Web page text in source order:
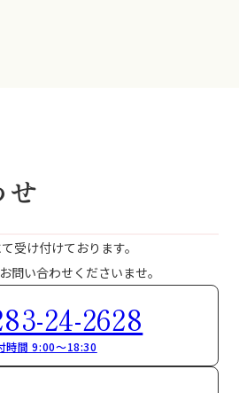
受け付けております。
問い合わせくださいませ。
24-2628
時間 9:00～18:30